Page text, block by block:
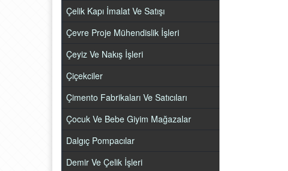
Çelik Kapı İmalat Ve Satışı
Çevre Proje Mühendislik İşleri
Çeyiz Ve Nakış İşleri
Çiçekciler
Çimento Fabrikaları Ve Satıcıları
Çocuk Ve Bebe Giyim Mağazalar
Dalgıç Pompacılar
Demir Ve Çelik İşleri